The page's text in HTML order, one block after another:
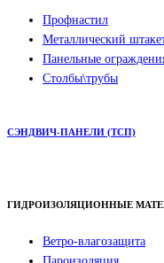
Профнастил
Металлический
Панельные
Столбы\трубы
СЭНДВИЧ-ПАНЕЛИ (ТСП)
ГИДРОИЗОЛЯЦИОННЫЕ
Ветро-влагозащита